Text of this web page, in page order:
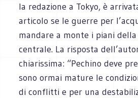
la redazione a Tokyo, è
articolo se le guerre per
mandare a monte i piani della
centrale. La risposta
chiarissima: “Pechino deve
sono ormai mature le
di conflitti e per una